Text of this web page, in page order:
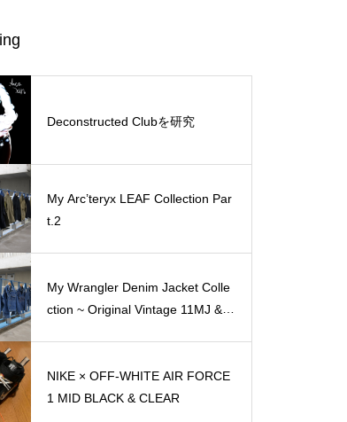
Deconstructed Clubを研究
My Arc’teryx LEAF Collection Par
t.2
My Wrangler Denim Jacket Colle
ction ~ Original Vintage 11MJ & 1
NIKE × OFF-WHITE AIR FORCE
1 MID BLACK & CLEAR